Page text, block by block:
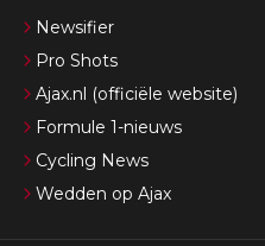
Newsifier
Pro Shots
Ajax.nl (officiële website)
Formule 1-nieuws
Cycling News
Wedden op Ajax